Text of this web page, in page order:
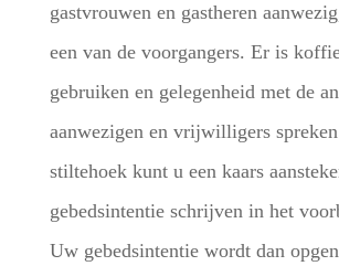
gastvrouwen en gastheren
een van de voorgangers. Er is
gebruiken en gelegenheid met de
aanwezigen en vrijwilligers
stiltehoek kunt u een kaars
gebedsintentie schrijven in het
Uw gebedsintentie wordt dan